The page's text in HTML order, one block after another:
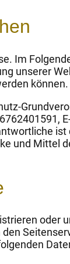
Im
unserer
können.
ist
und Mittel
oder